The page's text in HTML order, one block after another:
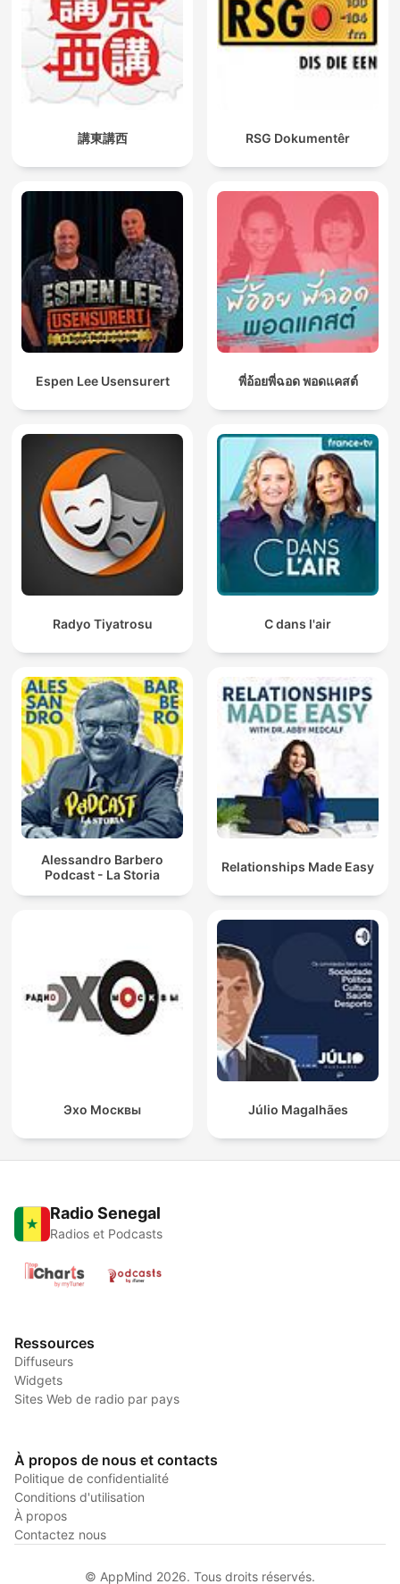
講東講西 RSG Dokumentêr
Espen Lee Usensurert พี่อ้อยพี่ฉอด พอดแคสต์
Radyo Tiyatrosu C dans l'air
Alessandro Barbero
Podcast - La Storia
Relationships Made Easy
Эхо Москвы Júlio Magalhães
Radio Senegal
Radios et Podcasts
Ressources
Diffuseurs
Widgets
Sites Web de radio par pays
À propos de nous et contacts
Politique de confidentialité
Conditions d'utilisation
À propos
Contactez nous
© AppMind 2026. Tous droits réservés.